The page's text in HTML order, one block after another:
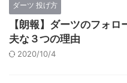
ダーツ 投げ方
【朗報】ダーツのフォ
夫な３つの理由
2020/10/4